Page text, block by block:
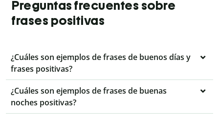
Preguntas frecuentes sobre
frases positivas
¿Cuáles son ejemplos de frases de buenos días y
frases positivas?
¿Cuáles son ejemplos de frases de buenas
noches positivas?